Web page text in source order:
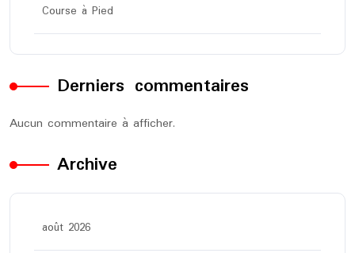
Course à Pied
Derniers commentaires
Aucun commentaire à afficher.
Archive
août 2026